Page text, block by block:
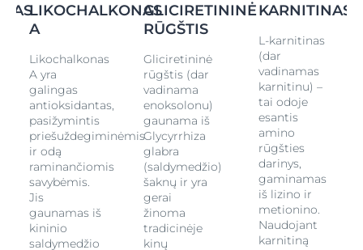
LIKOCHALKONAS
A
Likochalkonas
A yra
galingas
antioksidantas,
pasižymintis
priešuždegiminėmis
ir odą
raminančiomis
savybėmis.
Jis
gaunamas iš
kininio
saldymedžio
GLICIRETININĖ
RŪGŠTIS
Gliciretininė
rūgštis (dar
vadinama
enoksolonu)
gaunama iš
Glycyrrhiza
glabra
(saldymedžio)
šaknų ir yra
gerai
žinoma
tradicinėje
kinų
KARNITINAS
L-karnitinas
(dar
vadinamas
karnitinu) –
tai odoje
esantis
amino
rūgšties
darinys,
gaminamas
iš lizino ir
metionino.
Naudojant
karnitiną